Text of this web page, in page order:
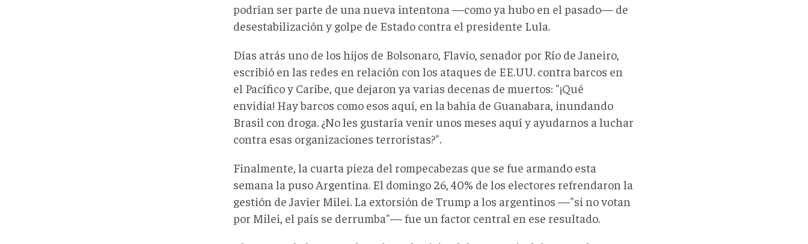
podrían ser parte de una nueva intentona —como ya hubo en el pasado— de
desestabilización y golpe de Estado contra el presidente Lula.
Días atrás uno de los hijos de Bolsonaro, Flavio, senador por Río de Janeiro,
escribió en las redes en relación con los ataques de EE.UU. contra barcos en
el Pacífico y Caribe, que dejaron ya varias decenas de muertos: "¡Qué
envidia! Hay barcos como esos aquí, en la bahía de Guanabara, inundando
Brasil con droga. ¿No les gustaría venir unos meses aquí y ayudarnos a luchar
contra esas organizaciones terroristas?".
Finalmente, la cuarta pieza del rompecabezas que se fue armando esta
semana la puso Argentina. El domingo 26, 40% de los electores refrendaron la
gestión de Javier Milei. La extorsión de Trump a los argentinos —"si no votan
por Milei, el país se derrumba"— fue un factor central en ese resultado.